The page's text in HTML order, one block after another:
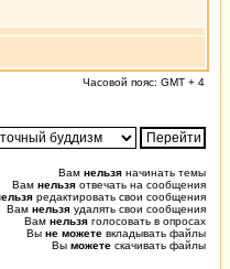
Часовой пояс: GMT + 4
Вам нельзя начинать темы
Вам нельзя отвечать на сообщения
редактировать свои сообщения
Вам нельзя удалять свои сообщения
Вам нельзя голосовать в опросах
Вы не можете вкладывать файлы
Вы можете скачивать файлы